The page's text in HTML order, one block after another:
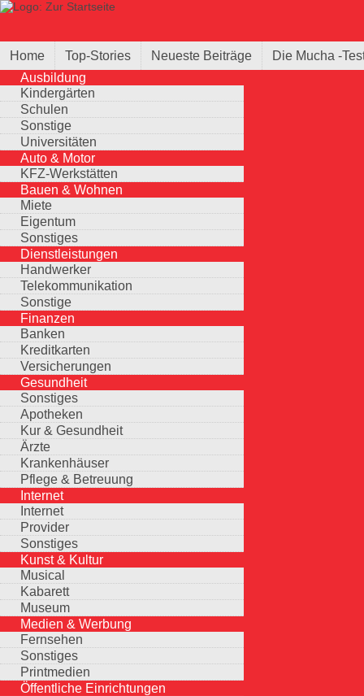
Direkt zum Inhalt
Home Top-Stories Neueste Beiträge
Die Mucha -
Ausbildung
Kindergärten
Schulen
Sonstige
Universitäten
Auto & Motor
KFZ-Werkstätten
Bauen & Wohnen
Miete
Eigentum
Sonstiges
Dienstleistungen
Handwerker
Telekommunikation
Sonstige
Finanzen
Banken
Kreditkarten
Versicherungen
Gesundheit
Sonstiges
Apotheken
Kur & Gesundheit
Ärzte
Krankenhäuser
Pflege & Betreuung
Internet
Internet
Provider
Sonstiges
Kunst & Kultur
Musical
Kabarett
Museum
Medien & Werbung
Fernsehen
Sonstiges
Printmedien
Öffentliche Einrichtungen